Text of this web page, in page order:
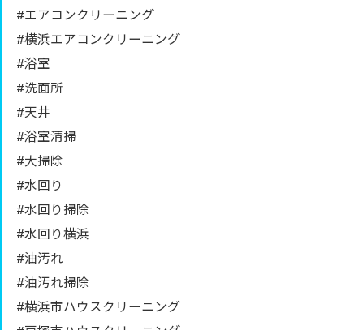
#エアコンクリーニング
#横浜エアコンクリーニング
#浴室
#洗面所
#天井
#浴室清掃
#大掃除
#水回り
#水回り掃除
#水回り横浜
#油汚れ
#油汚れ掃除
#横浜市ハウスクリーニング